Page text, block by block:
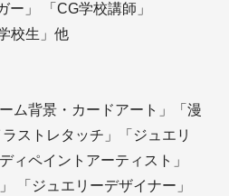
ー」 「CG学校講師」
校生」他
ム背景・カードアート」「漫
ストレタッチ」「ジュエリ
ィペイントアーティスト」
「ジュエリーデザイナー」